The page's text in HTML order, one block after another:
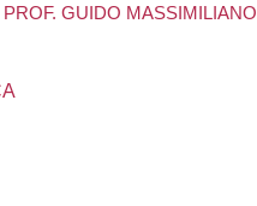
GUIDO MASSIMILIANO